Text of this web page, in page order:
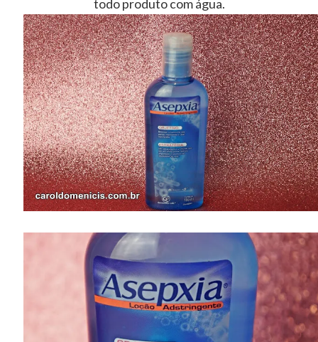
todo produto com água.